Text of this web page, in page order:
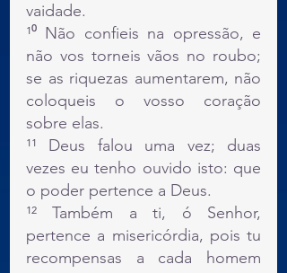
vaidade.
¹⁰ Não confieis na opressão, e
não vos torneis vãos no roubo;
se as riquezas aumentarem, não
coloqueis o vosso coração
sobre elas.
¹¹ Deus falou uma vez; duas
vezes eu tenho ouvido isto: que
o poder pertence a Deus.
¹² Também a ti, ó Senhor,
pertence a misericórdia, pois tu
recompensas a cada homem